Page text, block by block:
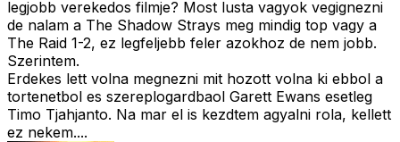
legjobb verekedos filmje? Most lusta vagyok vegignezni
de nalam a The Shadow Strays meg mindig top vagy a
The Raid 1-2, ez legfeljebb feler azokhoz de nem jobb.
Szerintem.
Erdekes lett volna megnezni mit hozott volna ki ebbol a
tortenetbol es szereplogardbaol Garett Ewans esetleg
Timo Tjahjanto. Na mar el is kezdtem agyalni rola, kellett
ez nekem....